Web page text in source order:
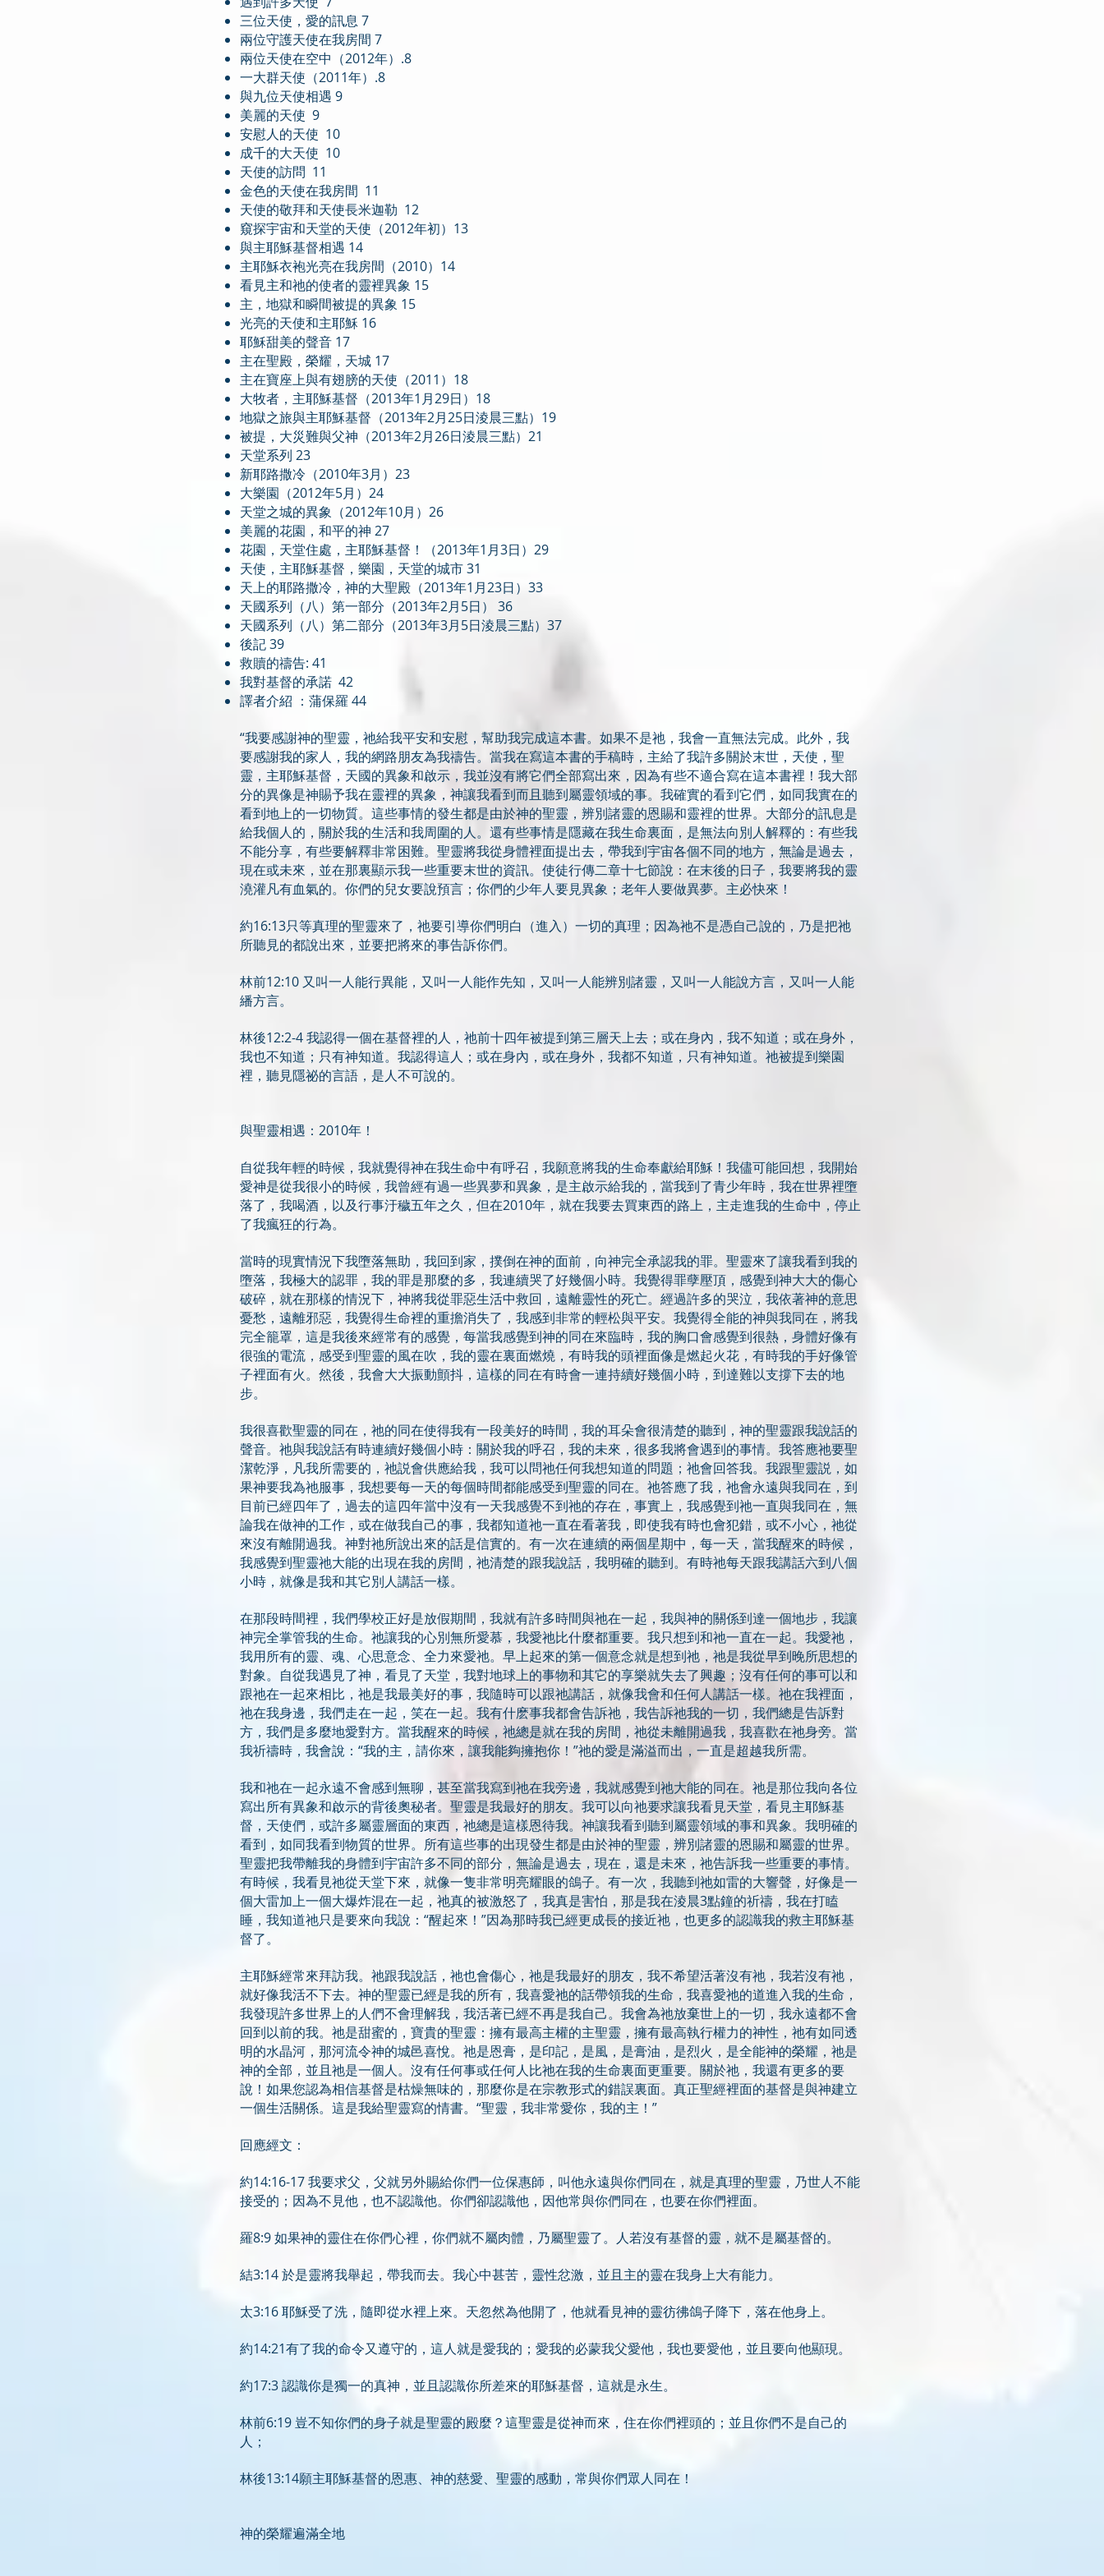
三位天使，愛的訊息 7
兩位守護天使在我房間 7
兩位天使在空中（2012年）.8
一大群天使（2011年）.8
與九位天使相遇 9
美麗的天使 9
安慰人的天使 10
成千的大天使 10
天使的訪問 11
金色的天使在我房間 11
天使的敬拜和天使長米迦勒 12
窺探宇宙和天堂的天使（2012年初）13
與主耶穌基督相遇 14
主耶穌衣袍光亮在我房間（2010）14
看見主和祂的使者的靈裡異象 15
主，地獄和瞬間被提的異象 15
光亮的天使和主耶穌 16
耶穌甜美的聲音 17
主在聖殿，榮耀，天城 17
主在寶座上與有翅膀的天使（2011）18
大牧者，主耶穌基督（2013年1月29日）18
地獄之旅與主耶穌基督（2013年2月25日淩晨三點）19
被提，大災難與父神（2013年2月26日淩晨三點）21
天堂系列 23
新耶路撒冷（2010年3月）23
大樂園（2012年5月）24
天堂之城的異象（2012年10月）26
美麗的花園，和平的神 27
花園，天堂住處，主耶穌基督！（2013年1月3日）29
天使，主耶穌基督，樂園，天堂的城市 31
天上的耶路撒冷，神的大聖殿（2013年1月23日）33
天國系列（八）第一部分（2013年2月5日） 36
天國系列（八）第二部分（2013年3月5日淩晨三點）37
後記 39
救贖的禱告: 41
我對基督的承諾 42
譯者介紹 ：蒲保羅 44
“我要感謝神的聖靈，祂給我平安和安慰，幫助我​​完成這本書。如果不是祂，我會一直無法完成。此外，我
要感謝我的家人，我的網路朋友為我禱告。當我在寫這本書的手稿時，主給了我許多關於末世，天使，聖
靈，主耶穌基督，天國的異象和啟示，我並沒有將它們全部寫出來，因為有些不適合寫在這本書裡！我大部
分的異像是神賜予我在靈裡的異象，神讓我看到而且聽到屬靈領域的事。我確實的看到它們，如同我實在的
看到地上的一切物質。這些事情的發生都是由於神的聖靈，辨別諸靈的恩賜和靈裡的世界。大部分的訊息是
給我個人的，關於我的生活和我周圍的人。還有些事情是隱藏在我生命裏面，是無法向別人解釋的：有些我
不能分享，有些要解釋非常困難。聖靈將我從身體裡面提出去，帶我到宇宙各個不同的地方，無論是過去，
現在或未來，並在那裏顯示我一些重要末世的資訊。使徒行傳二章十七節說：在末後的日子，我要將我的靈
澆灌凡有血氣的。你們的兒女要說預言；你們的少年人要見異象；老年人要做異夢。主必快來！
約16:13只等真理的聖靈來了，祂要引導你們明白（進入）一切的真理；因為祂不是憑自己說的，乃是把祂
所聽見的都說出來，並要把將來的事告訴你們。
林前12:10 又叫一人能行異能，又叫一人能作先知，又叫一人能辨別諸靈，又叫一人能說方言，又叫一人能
繙方言。
林後12:2-4 我認得一個在基督裡的人，祂前十四年被提到第三層天上去；或在身內，我不知道；或在身外，
我也不知道；只有神知道。我認得這人；或在身內，或在身外，我都不知道，只有神知道。祂被提到樂園
裡，聽見隱祕的言語，是人不可說的。
與聖靈相遇：2010年！
自從我年輕的時候，我就覺得神在我生命中有呼召，我願意將我的生命奉獻給耶穌！我儘可能回想，我開始
愛神是從我很小的時候，我曾經有過一些異夢和異象，是主啟示給我的，當我到了青少年時，我在世界裡墮
落了，我喝酒，以及行事汙穢五年之久，但在2010年，就在我要去買東西的路上，主走進我的生命中，停止
了我瘋狂的行為。
當時的現實情況下我墮落無助，我回到家，撲倒在神的面前，向神完全承認我的罪。聖靈來了讓我看到我的
墮落，我極大的認罪，我的罪是那麼的多，我連續哭了好幾個小時。我覺得罪孽壓頂，感覺到神大大的傷心
破碎，就在那樣的情況下，神將我從罪惡生活中救回，遠離靈性的死亡。經過許多的哭泣，我依著神的意思
憂愁，遠離邪惡，我覺得生命裡的重擔消失了，我感到非常的輕松與平安。我覺得全能的神與我同在，將我
完全籠罩，這是我後來經常有的感覺，每當我感覺到神的同在來臨時，我的胸口會感覺到很熱，身體好像有
很強的電流，感受到聖靈的風在吹，我的靈在裏面燃燒，有時我的頭裡面像是燃起火花，有時我的手好像管
子裡面有火。然後，我會大大振動顫抖，這樣的同在有時會一連持續好幾個小時，到達難以支撐下去的地
步。
我很喜歡聖靈的同在，祂的同在使得我有一段美好的時間，我的耳朵會很清楚的聽到，神的聖靈跟我說話的
聲音。祂與我說話有時連續好幾個小時：關於我的呼召，我的未來，很多我將會遇到的事情。我答應祂要聖
潔乾淨，凡我所需要的，祂説會供應給我，我可以問祂任何我想知道的問題；祂會回答我。我跟聖靈説，如
果神要我為祂服事，我想要每一天的每個時間都能感受到聖靈的同在。祂答應了我，祂會永遠與我同在，到
目前已經四年了，過去的這四年當中沒有一天我感覺不到祂的存在，事實上，我感覺到祂一直與我同在，無
論我在做神的工作，或在做我自己的事，我都知道祂一直在看著我，即使我有時也會犯錯，或不小心，祂從
來沒有離開過我。神對祂所說出來的話是信實的。有一次在連續的兩個星期中，每一天，當我醒來的時候，
我感覺到聖靈祂大能的出現在我的房間，祂清楚的跟我說話，我明確的聽到。有時祂每天跟我講話六到八個
小時，就像是我和其它別人講話一樣。
在那段時間裡，我們學校正好是放假期間，我就有許多時間與祂在一起，我與神的關係到達一個地步，我讓
神完全掌管我的生命。祂讓我的心別無所愛慕，我愛祂比什麼都重要。我只想到和祂一直在一起。我愛祂，
我用所有的靈、魂、心思意念、全力來愛祂。早上起來的第一個意念就是想到祂，祂是我從早到晚所思想的
對象。自從我遇見了神，看見了天堂，我對地球上的事物和其它的享樂就失去了興趣；沒有任何的事可以和
跟祂在一起來相比，祂是我最美好的事，我隨時可以跟祂講話，就像我會和任何人講話一樣。祂在我裡面，
祂在我身邊，我們走在一起，笑在一起。我有什麽事我都會告訴祂，我告訴祂我的一切，我們總是告訴對
方，我們是多麼地愛對方。當我醒來的時候，祂總是就在我的房間，祂從未離開過我，我喜歡在祂身旁。當
我祈禱時，我會說：“我的主，請你來，讓我能夠擁抱你！”祂的愛是滿溢而出，一直是超越我所需。
我和祂在一起永遠不會感到無聊，甚至當我寫到祂在我旁邊，我就感覺到祂大能的同在。祂是那位我向各位
寫出所有異象和啟示的背後奧秘者。聖靈是我最好的朋友。我可以向祂要求讓我看見天堂，看見主耶穌基
督，天使們，或許多屬靈層面的東西，祂總是這樣恩待我。神讓我看到聽到屬靈領域的事和異象。我明確的
看到，如同我看到物質的世界。所有這些事的出現發生都是由於神的聖靈，辨別諸靈的恩賜和屬靈的世界。
聖靈把我帶離我的身體到宇宙許多不同的部分，無論是過去，現在，還是未來，祂告訴我一些重要的事情。
有時候，我看見祂從天堂下來，就像一隻非常明亮耀眼的鴿子。有一次，我聽到祂如雷的大響聲，好像是一
個大雷加上一個大爆炸混在一起，祂真的被激怒了，我真是害怕，那是我在淩晨3點鐘的祈禱，我在打瞌
睡，我知道祂只是要來向我說：“醒起來！”因為那時我已​​經更成長的接近祂，也更多的認識我的救主耶穌基
督了。
主耶穌經常來拜訪我。祂跟我說話，祂也會傷心，祂是我最好的朋友，我不希望活著沒有祂，我若沒有祂，
就好像我活不下去。神的聖靈已經是我的所有，我喜愛祂的話帶領我的生命，我喜愛祂的道進入我的生命，
我發現許多世界上的人們不會理解我，我活著已經不再是我自己。我會為祂放棄世上的一切，我永遠都不會
回到以前的我。祂是甜蜜的，寶貴的聖靈：擁有最高主權的主聖靈，擁有最高執行權力的神性，祂有如同透
明的水晶河，那河流令神的城邑喜悅。祂是恩膏，是印記，是風，是膏油，是烈火，是全能神的榮耀，祂是
神的全部，並且祂是一個人。沒有任何事或任何人比祂在我的生命裏面更重要。關於祂，我還有更多的要
說！如果您認為相信基督是枯燥無味的，那麼你是在宗教形式的錯誤裏面。真正聖經裡面的基督是與神建立
一個生​​活關係。這是我給聖靈寫的情書。“聖靈，我非常愛你，我的主！”
回應經文：
約14:16-17 我要求父，父就另外賜給你們一位保惠師，叫他永遠與你們同在，就是真理的聖靈，乃世人不能
接受的；因為不見他，也不認識他。你們卻認識他，因他常與你們同在，也要在你們裡面。
羅8:9 如果神的靈住在你們心裡，你們就不屬肉體，乃屬聖靈了。人若沒有基督的靈，就不是屬基督的。
結3:14 於是靈將我舉起，帶我而去。我心中甚苦，靈性忿激，並且主的靈在我身上大有能力。
太3:16 耶穌受了洗，隨即從水裡上來。天忽然為他開了，他就看見神的靈彷彿鴿子降下，落在他身上。
約14:21有了我的命令又遵守的，這人就是愛我的；愛我的必蒙我父愛他，我也要愛他，並且要向他顯現。
約17:3 認識你是獨一的真神，並且認識你所差來的耶穌基督，這就是永生。
林前6:19 豈不知你們的身子就是聖靈的殿麼？這聖靈是從神而來，住在你們裡頭的；並且你們不是自己的
人；
林後13:14願主耶穌基督的恩惠、神的慈愛、聖靈的感動，常與你們眾人同在！
神的榮耀遍滿全地